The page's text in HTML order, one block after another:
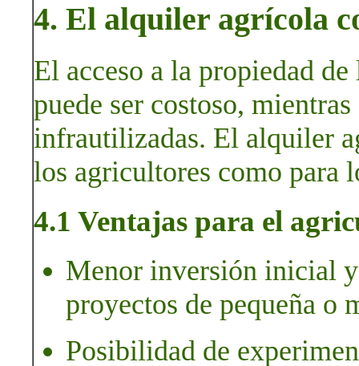
4. El alquiler agrícola
El acceso a la propiedad
puede ser costoso,
infrautilizadas. El alquiler
los agricultores como para
4.1 Ventajas para el
Menor inversión inicial
proyectos de pequeña o
Posibilidad de